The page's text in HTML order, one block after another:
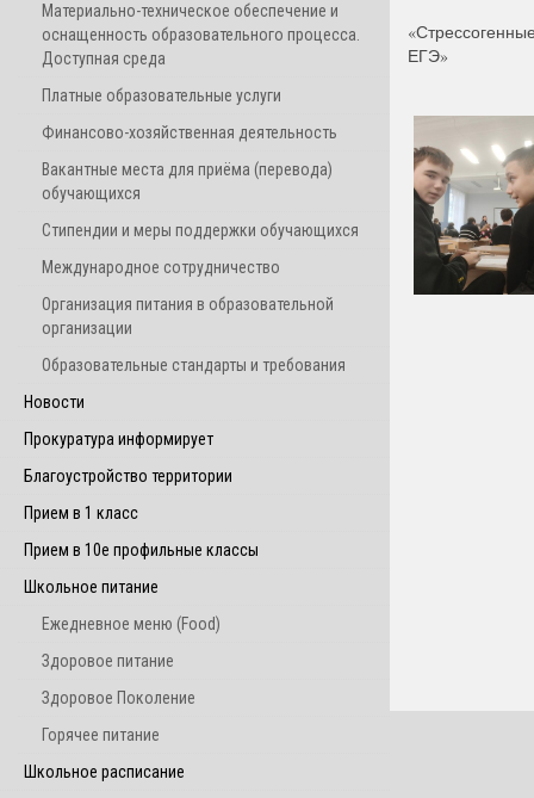
Материально-техническое обеспечение и
оснащенность образовательного процесса.
Доступная среда
Платные образовательные услуги
Финансово-хозяйственная деятельность
Вакантные места для приёма (перевода)
обучающихся
Стипендии и меры поддержки обучающихся
Международное сотрудничество
Организация питания в образовательной
организации
Образовательные стандарты и требования
Новости
Прокуратура информирует
Благоустройство территории
Прием в 1 класс
Прием в 10е профильные классы
Школьное питание
Ежедневное меню (Food)
Здоровое питание
Здоровое Поколение
Горячее питание
Школьное расписание
ЕГЭ»